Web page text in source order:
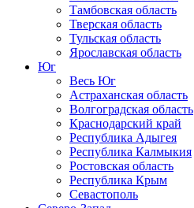
Тамбовская область
Тверская область
Тульская область
Ярославская область
Юг
Весь Юг
Астраханская область
Волгоградская область
Краснодарский край
Республика Адыгея
Республика Калмыкия
Ростовская область
Республика Крым
Севастополь